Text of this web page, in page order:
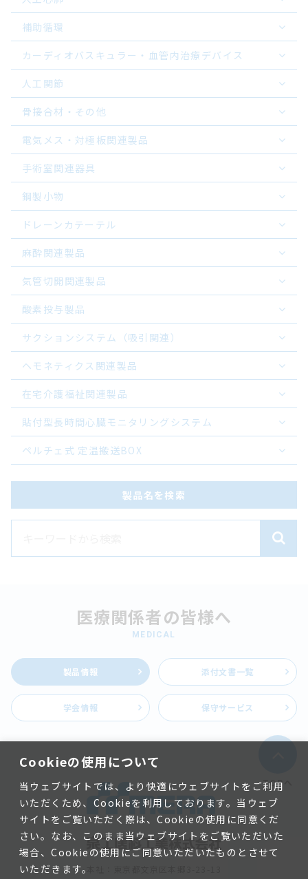
Cookieの使用について
当ウェブサイトでは、より快適にウェブサイトをご利用
いただくため、Cookieを利用しております。当ウェブ
サイトをご覧いただく際は、Cookieの使用に同意くだ
さい。なお、このまま当ウェブサイトをご覧いただいた
場合、Cookieの使用にご同意いただいたものとさせて
いただきます。
補助循環
カーディオバスキュラー・血管内治療デバイス
人工関節
骨接合材・その他
電気メス・対極板関連製品
手術室関連器具
鋼製小物
ドレーンカテーテル
麻酔関連製品
気管切開関連製品
酸素投与製品
サクションシステム（吸引関連）
ヘモネティクス関連製品
在宅介護福祉関連製品
貼付型長時間心臓モニタリングシステム
ペルチェ式 定温搬送BOX
製品名を検索
医療関係者の皆様へ
MEDICAL
製品情報 添付文書一覧
学会情報 保守サービス
TOPへ